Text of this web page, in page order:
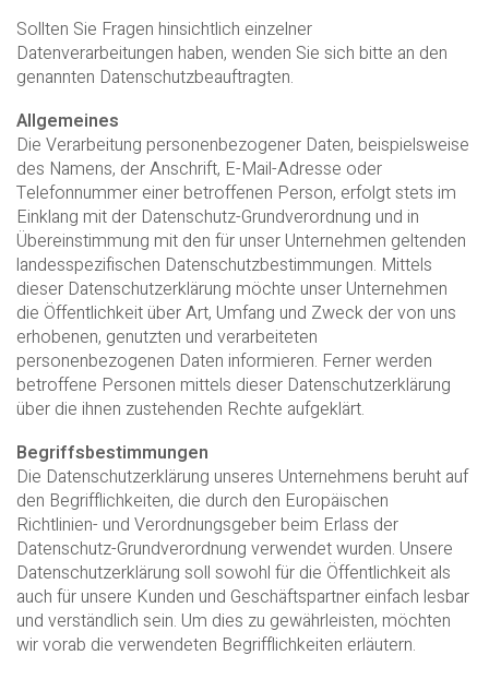
Sollten Sie Fragen hinsichtlich einzelner
Datenverarbeitungen haben, wenden Sie sich bitte an den
genannten Datenschutzbeauftragten.
Allgemeines
Die Verarbeitung personenbezogener Daten, beispielsweise
des Namens, der Anschrift, E-Mail-Adresse oder
Telefonnummer einer betroffenen Person, erfolgt stets im
Einklang mit der Datenschutz-Grundverordnung und in
Übereinstimmung mit den für unser Unternehmen geltenden
landesspezifischen Datenschutzbestimmungen. Mittels
dieser Datenschutzerklärung möchte unser Unternehmen
die Öffentlichkeit über Art, Umfang und Zweck der von uns
erhobenen, genutzten und verarbeiteten
personenbezogenen Daten informieren. Ferner werden
betroffene Personen mittels dieser Datenschutzerklärung
über die ihnen zustehenden Rechte aufgeklärt.
Begriffsbestimmungen
Die Datenschutzerklärung unseres Unternehmens beruht auf
den Begrifflichkeiten, die durch den Europäischen
Richtlinien- und Verordnungsgeber beim Erlass der
Datenschutz-Grundverordnung verwendet wurden. Unsere
Datenschutzerklärung soll sowohl für die Öffentlichkeit als
auch für unsere Kunden und Geschäftspartner einfach lesbar
und verständlich sein. Um dies zu gewährleisten, möchten
wir vorab die verwendeten Begrifflichkeiten erläutern.